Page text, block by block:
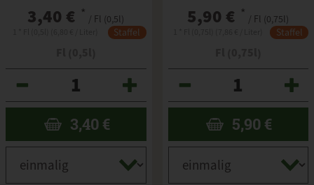
3,40 € * / Fl (0,5l)
Staffel
3,40 €
5,90 € * / Fl (0,75l)
Staffel
5,90 €